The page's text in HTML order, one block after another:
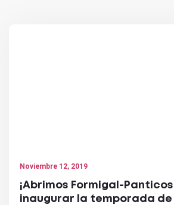
Noviembre 12, 2019
¡Abrimos Formigal-
inaugurar la temporada de